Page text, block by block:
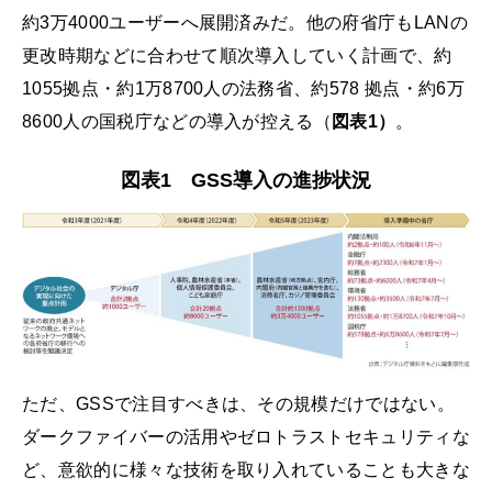
約3万4000ユーザーへ展開済みだ。他の府省庁もLANの
更改時期などに合わせて順次導入していく計画で、約
1055拠点・約1万8700人の法務省、約578 拠点・約6万
8600人の国税庁などの導入が控える（ 図表1） 。
図表1 GSS導入の進捗状況
ただ、GSSで注目すべきは、その規模だけではない。
ダークファイバーの活用やゼロトラストセキュリティな
ど、意欲的に様々な技術を取り入れていることも大きな